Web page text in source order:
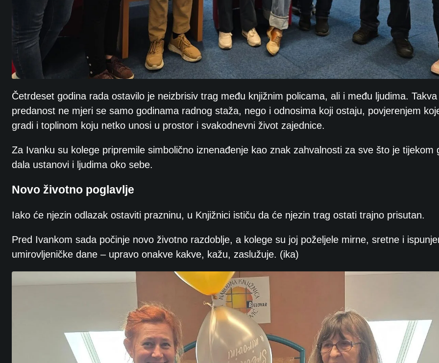
Četrdeset godina rada ostavilo je neizbrisiv trag među knjižnim policama, ali i među ljudima. Takva
predanost ne mjeri se samo godinama radnog staža, nego i odnosima koji ostaju, povjerenjem
gradi i toplinom koju netko unosi u prostor i svakodnevni život zajednice.
Za Ivanku su kolege pripremile simbolično iznenađenje kao znak zahvalnosti za sve što je tijekom
dala ustanovi i ljudima oko sebe.
Novo životno poglavlje
Iako će njezin odlazak ostaviti prazninu, u Knjižnici ističu da će njezin trag ostati trajno prisutan.
Pred Ivankom sada počinje novo životno razdoblje, a kolege su joj poželjele mirne, sretne i
umirovljeničke dane – upravo onakve kakve, kažu, zaslužuje. (ika)